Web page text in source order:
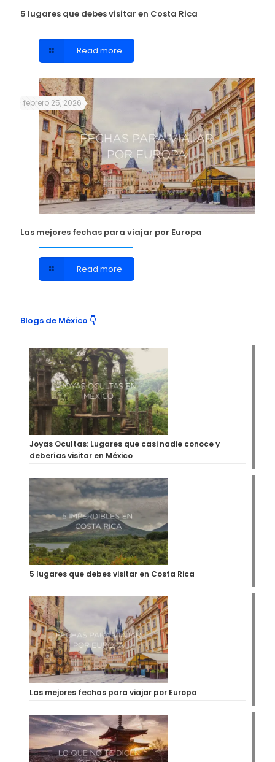
5 lugares que debes visitar en Costa Rica
Read more
febrero 25, 2026
Las mejores fechas para viajar por Europa
Read more
Blogs de México 👇
Joyas Ocultas: Lugares que casi nadie conoce y
deberías visitar en México
5 lugares que debes visitar en Costa Rica
Las mejores fechas para viajar por Europa